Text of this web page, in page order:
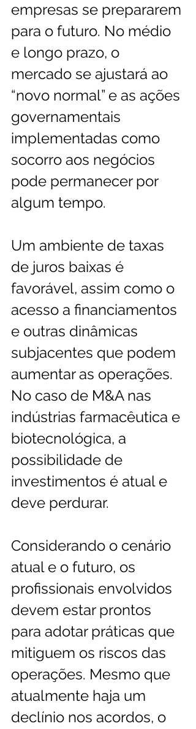
empresas se prepararem
para o futuro. No médio
e longo prazo, o
mercado se ajustará ao
“novo normal” e as ações
governamentais
implementadas como
socorro aos negócios
pode permanecer por
algum tempo.
Um ambiente de taxas
de juros baixas é
favorável, assim como o
acesso a financiamentos
e outras dinâmicas
subjacentes que podem
aumentar as operações.
No caso de M&A nas
indústrias farmacêutica e
biotecnológica, a
possibilidade de
investimentos é atual e
deve perdurar.
Considerando o cenário
atual e o futuro, os
profissionais envolvidos
devem estar prontos
para adotar práticas que
mitiguem os riscos das
operações. Mesmo que
atualmente haja um
declínio nos acordos, o